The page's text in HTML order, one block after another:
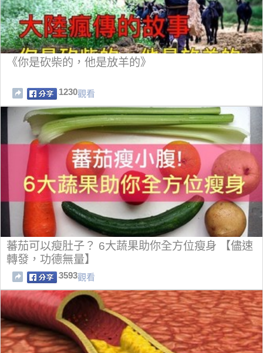
《你是砍柴的，他是放羊的》
1230觀看
蕃茄可以瘦肚子？ 6大蔬果助你全方位瘦身 【儘速
轉發，功德無量】
3593觀看